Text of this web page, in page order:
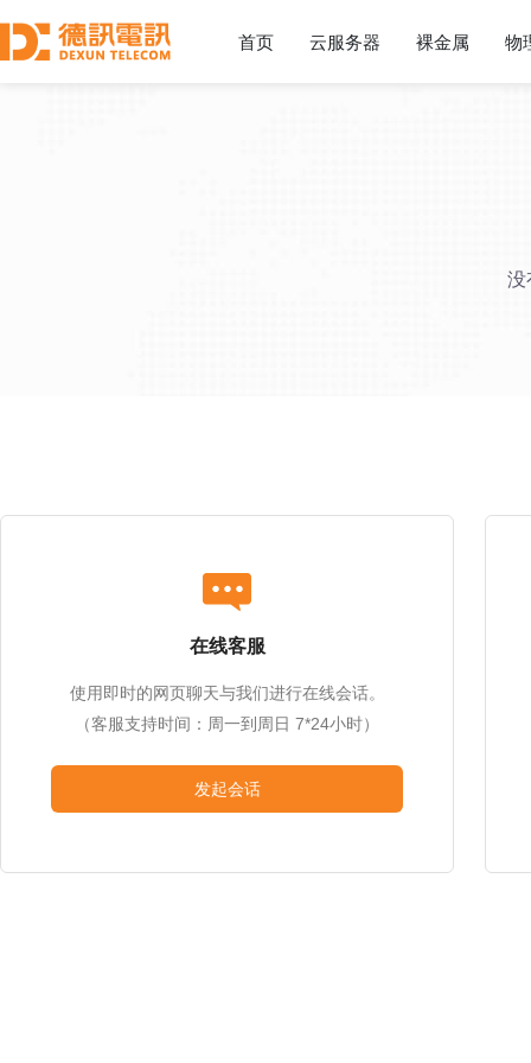
首页 云服务器 裸金属 物
没
在线客服
使用即时的网页聊天与我们进行在线会话。
（客服支持时间：周一到周日 7*24小时）
发起会话